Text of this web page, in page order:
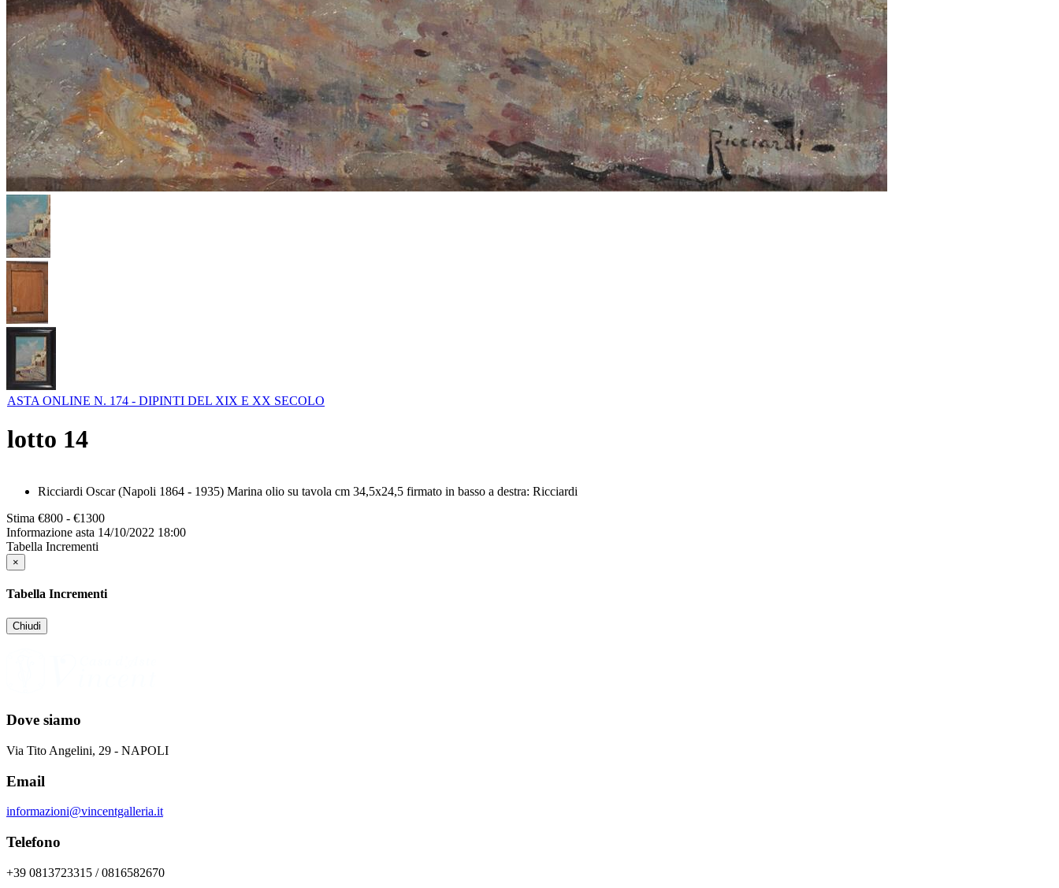
ASTA ONLINE N. 174 - DIPINTI DEL XIX E XX SECOLO
lotto 14
Ricciardi Oscar (Napoli 1864 - 1935) Marina olio su tavola cm 34,5x24,5 firmato in basso a destra: Ricciardi
Stima €800 - €1300
Informazione asta 14/10/2022 18:00
Tabella Incrementi
×
Tabella Incrementi
Chiudi
Dove siamo
Via Tito Angelini, 29 - NAPOLI
Email
informazioni@vincentgalleria.it
Telefono
+39 0813723315 / 0816582670